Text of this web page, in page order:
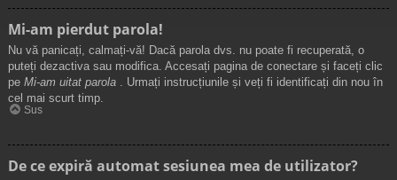
Mi-am pierdut parola!
Nu vă panicați, calmați-vă! Dacă parola dvs. nu poate fi recuperată, o
puteți dezactiva sau modifica. Accesați pagina de conectare și faceți clic
pe Mi-am uitat parola
. Urmați instrucțiunile și veți fi identificați din nou în
cel mai scurt timp.
Sus
De ce expiră automat sesiunea mea de utilizator?